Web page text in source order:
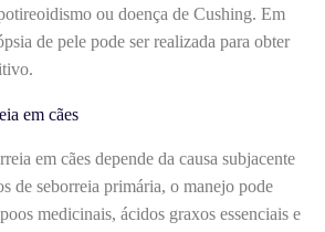
ou doença de Cushing. Em
de pele pode ser realizada para obter
em cães
em cães depende da causa subjacente
de seborreia primária, o manejo pode
medicinais, ácidos graxos essenciais e